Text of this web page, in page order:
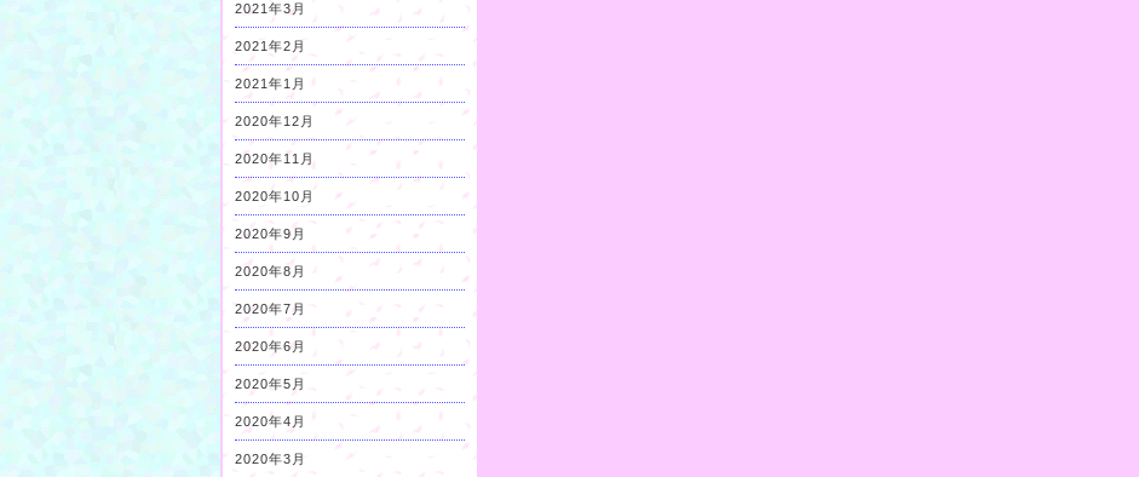
2021年3月
2021年2月
2021年1月
2020年12月
2020年11月
2020年10月
2020年9月
2020年8月
2020年7月
2020年6月
2020年5月
2020年4月
2020年3月